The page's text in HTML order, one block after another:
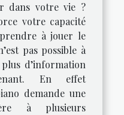
dans votre vie ?
votre capacité
à jouer le
pas possible à
d’information
En effet
demande une
à plusieurs